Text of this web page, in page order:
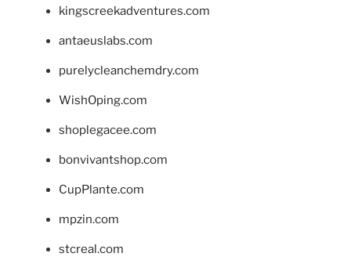
kingscreekadventures.com
antaeuslabs.com
purelycleanchemdry.com
WishOping.com
shoplegacee.com
bonvivantshop.com
CupPlante.com
mpzin.com
stcreal.com